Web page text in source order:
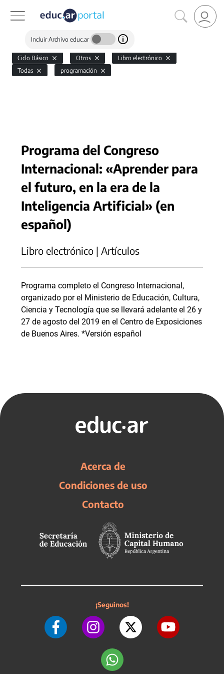
Incluir Archivo educ.ar
Ciclo Básico Otros
Libro electrónico
Todas
programación
Programa del Congreso
Internacional: «Aprender para
el futuro, en la era de la
Inteligencia Artificial» (en
español)
Libro electrónico | Artículos
Programa completo el Congreso Internacional,
organizado por el Ministerio de Educación, Cultura,
Ciencia y Tecnología que se llevará adelante el 26 y
27 de agosto del 2019 en el Centro de Exposiciones
de Buenos Aires. *Versión español
Acerca de
Condiciones de uso
Contacto
¡Seguinos!